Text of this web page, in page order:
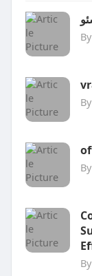
By
By
By
By